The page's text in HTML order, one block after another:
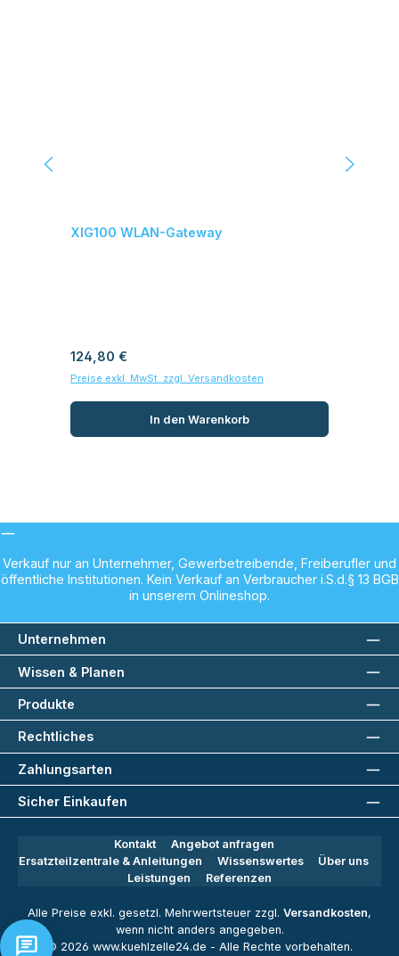
XIG100 WLAN-Gateway
Regulärer Preis:
124,80 €
Preise exkl. MwSt. zzgl. Versandkosten
In den Warenkorb
Verkauf nur an Unternehmer, Gewerbetreibende, Freiberufler und
öffentliche Institutionen. Kein Verkauf an Verbraucher i.S.d.§ 13 BGB
in unserem Onlineshop.
Unternehmen
Wissen & Planen
Produkte
Rechtliches
Zahlungsarten
Sicher Einkaufen
Kontakt
Angebot anfragen
Ersatzteilzentrale & Anleitungen
Wissenswertes
Über uns
Leistungen
Referenzen
Alle Preise exkl. gesetzl. Mehrwertsteuer zzgl. Versandkosten,
wenn nicht anders angegeben.
© 2026 www.kuehlzelle24.de - Alle Rechte vorbehalten.